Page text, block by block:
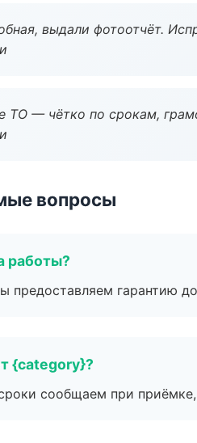
выдали фотоотчёт.
ТО — чётко по срокам,
вопросы
работы?
предоставляем гарантию
{category}?
сообщаем при